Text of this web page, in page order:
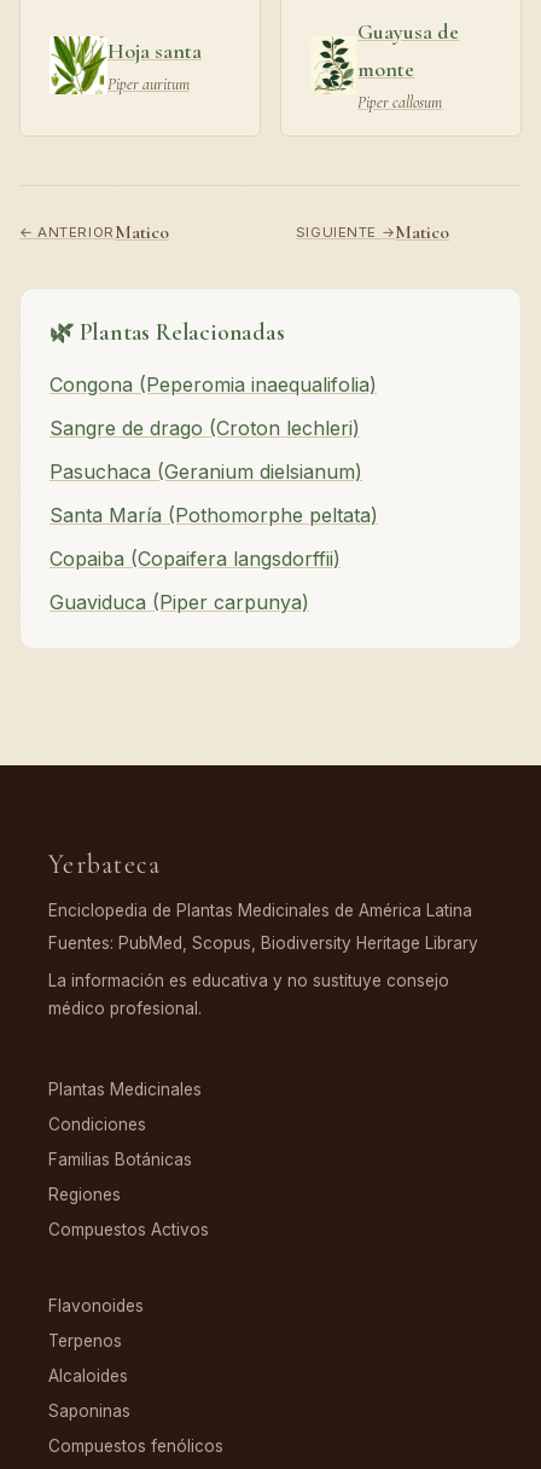
Hoja santa
Piper auritum
Guayusa de
monte
Piper callosum
← ANTERIORMatico SIGUIENTE →Matico
🌿 Plantas Relacionadas
Congona (Peperomia inaequalifolia)
Sangre de drago (Croton lechleri)
Pasuchaca (Geranium dielsianum)
Santa María (Pothomorphe peltata)
Copaiba (Copaifera langsdorffii)
Guaviduca (Piper carpunya)
Yerbateca
Enciclopedia de Plantas Medicinales de América Latina
Fuentes: PubMed, Scopus, Biodiversity Heritage Library
La información es educativa y no sustituye consejo
médico profesional.
Plantas Medicinales
Condiciones
Familias Botánicas
Regiones
Compuestos Activos
Flavonoides
Terpenos
Alcaloides
Saponinas
Compuestos fenólicos